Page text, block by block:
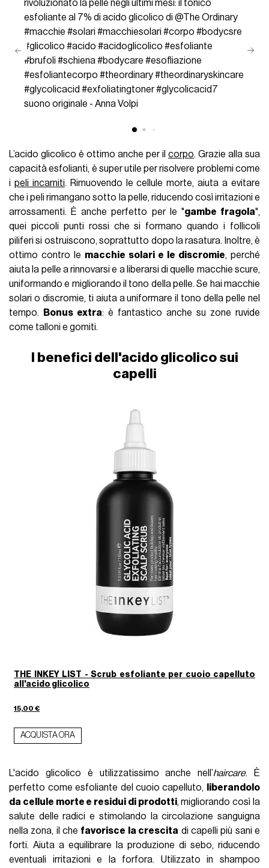
rivoluzionato la pelle negli ultimi mesi: il tonico
esfoliante al 7% di acido glicolico di @The Ordinary
#macchie #solari #macchiesolari #corpo #bodycsre
#glicolico #acido #acidoglicolico #esfoliante
#brufoli #schiena#bodycare #esofliazione
#esfoliantecorpo #theordinary#theordinaryskincare
#glycolicacid #exfoliatingtoner#glycolicacid7
suono originale - Anna Volpi
L’acido glicolico è ottimo anche per il corpo. Grazie alla sua
capacità esfolianti, è super utile per risolvere problemi come
i peli incarniti. Rimuovendo le cellule morte, aiuta a evitare
che i peli rimangano sotto la pelle, riducendo così irritazioni e
arrossamenti. È anche perfetto per le "gambe fragola",
quei piccoli punti rossi che si formano quando i follicoli
piliferi si ostruiscono, soprattutto dopo la rasatura. Inoltre, è
ottimo contro le macchie solari e le discromie, perché
aiuta la pelle a rinnovarsi e a liberarsi di quelle macchie scure,
uniformando e migliorando il tono della pelle. Se hai macchie
solari o discromie, ti aiuta a uniformare il tono della pelle nel
tempo.
Bonus extra: è fantastico anche su zone ruvide
come talloni e gomiti.
I benefici dell'acido glicolico sui
capelli
THE INKEY LIST - Scrub esfoliante per cuoio capelluto
all'acido glicolico
15,00 €
ACQUISTA ORA
L'acido glicolico è utilizzatissimo anche nell’haircare. È
perfetto come esfoliante del cuoio capelluto,
liberandolo
da cellule morte e residui di prodotti, migliorando così la
salute delle radici e stimolando la circolazione sanguigna
nella zona, il che favorisce la crescita di capelli più sani e
forti. Aiuta a equilibrare la produzione di sebo, riducendo
eventuali irritazioni e la forfora. Utilizzato in shampoo